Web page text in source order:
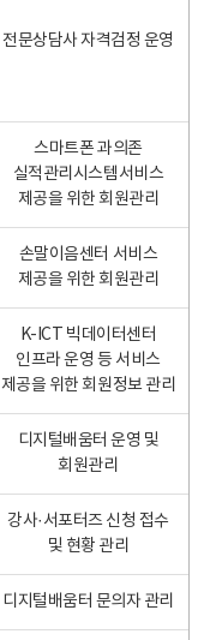
전문상담사 자격검정 운영
스마트폰 과의존
실적관리시스템서비스
제공을 위한 회원관리
손말이음센터 서비스
제공을 위한 회원관리
K-ICT 빅데이터센터
인프라 운영 등 서비스
제공을 위한 회원정보 관리
디지털배움터 운영 및
회원관리
강사·서포터즈 신청 접수
및 현황 관리
디지털배움터 문의자 관리